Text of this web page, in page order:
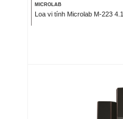
MICROLAB
Loa vi tính Microlab M-223 4.1